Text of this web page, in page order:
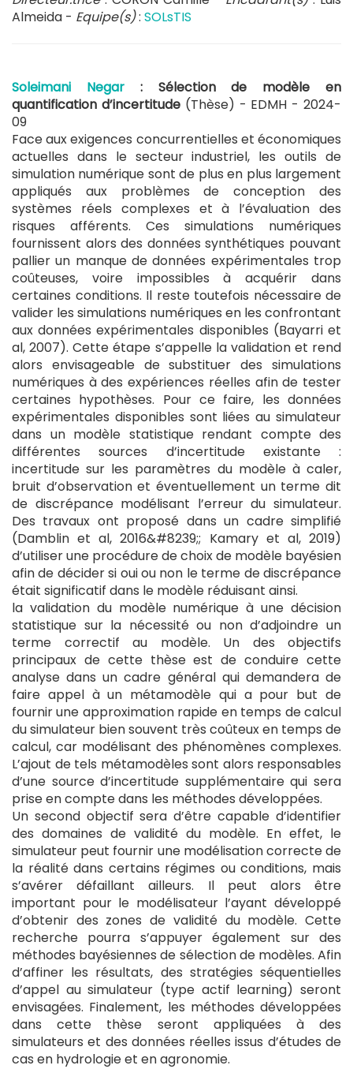
Almeida - Equipe(s): SOLsTIS
Soleimani Negar: Sélection de modèle en
quantification d’incertitude (Thèse) - EDMH -2024-
09
Face aux exigences concurrentielles et économiques
actuelles dans le secteur industriel, les outils de
simulation numérique sont de plus en plus largement
appliqués aux problèmes de conception des
systèmes réels complexes et à l’évaluation des
risques afférents. Ces simulations numériques
fournissent alors des données synthétiques pouvant
pallier un manque de données expérimentales trop
coûteuses, voire impossibles à acquérir dans
certaines conditions. Il reste toutefois nécessaire de
valider les simulations numériques en les confrontant
aux données expérimentales disponibles (Bayarri et
al, 2007). Cette étape s’appelle la validation et rend
alors envisageable de substituer des simulations
numériques à des expériences réelles afin de tester
certaines hypothèses. Pour ce faire, les données
expérimentales disponibles sont liées au simulateur
dans un modèle statistique rendant compte des
différentes sources d’incertitude existante :
incertitude sur les paramètres du modèle à caler,
bruit d’observation et éventuellement un terme dit
de discrépance modélisant l’erreur du simulateur.
Des travaux ont proposé dans un cadre simplifié
(Damblin et al, 2016&#8239;; Kamary et al, 2019)
d’utiliser une procédure de choix de modèle bayésien
afin de décider si oui ou non le terme de discrépance
était significatif dans le modèle réduisant ainsi.
la validation du modèle numérique à une décision
statistique sur la nécessité ou non d’adjoindre un
terme correctif au modèle. Un des objectifs
principaux de cette thèse est de conduire cette
analyse dans un cadre général qui demandera de
faire appel à un métamodèle qui a pour but de
fournir une approximation rapide en temps de calcul
du simulateur bien souvent très coûteux en temps de
calcul, car modélisant des phénomènes complexes.
L’ajout de tels métamodèles sont alors responsables
d’une source d’incertitude supplémentaire qui sera
prise en compte dans les méthodes développées.
Un second objectif sera d’être capable d’identifier
des domaines de validité du modèle. En effet, le
simulateur peut fournir une modélisation correcte de
la réalité dans certains régimes ou conditions, mais
s’avérer défaillant ailleurs. Il peut alors être
important pour le modélisateur l’ayant développé
d’obtenir des zones de validité du modèle. Cette
recherche pourra s’appuyer également sur des
méthodes bayésiennes de sélection de modèles. Afin
d’affiner les résultats, des stratégies séquentielles
d’appel au simulateur (type actif learning) seront
envisagées. Finalement, les méthodes développées
dans cette thèse seront appliquées à des
simulateurs et des données réelles issus d’études de
cas en hydrologie et en agronomie.